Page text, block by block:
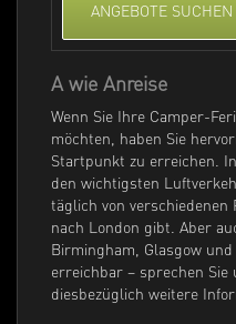
ANGEBOTE SUCHEN
A wie Anreise
Wenn Sie Ihre Camper-
möchten, haben Sie
Startpunkt zu erreichen.
den wichtigsten
täglich von
nach London gibt. Aber
Birmingham, Glasgow
erreichbar – sprechen Sie
diesbezüglich weitere